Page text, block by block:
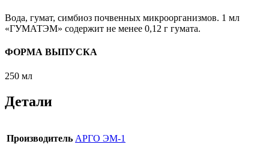
Вода, гумат, симбиоз почвенных микроорганизмов. 1 мл
«ГУМАТЭМ» содержит не менее 0,12 г гумата.
ФОРМА ВЫПУСКА
250 мл
Детали
Производитель АРГО ЭМ-1